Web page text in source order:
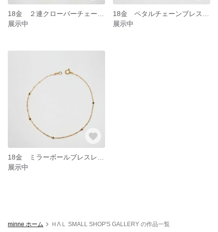
展示中
展示中
展示中
minne ホーム ＨΛＬ SMALL SHOP'S GALLERY の作品一覧